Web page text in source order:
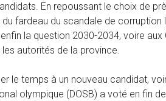
En repoussant le choix de
fardeau du scandale de corruption
la question 2030-2034, voire
autorités de la province.
le temps à un nouveau candidat,
olympique (DOSB) a voté en fin